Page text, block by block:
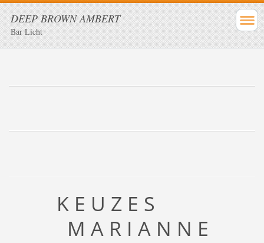
DEEP BROWN AMBERT
Bar Licht
K E U Z E S
M A R I A N N E